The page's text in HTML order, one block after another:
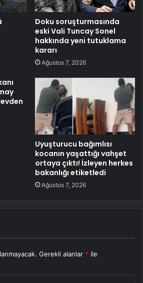
Doku soruşturmasında
eski Vali Tuncay Sonel
hakkında yeni tutuklama
kararı
Ağustos 7, 2026
Uyuşturucu bağımlısı
kocanın yaşattığı vahşet
ortaya çıktı! İzleyen herkes
bakanlığı etiketledi
Ağustos 7, 2026
Gerekli alanlar * ile